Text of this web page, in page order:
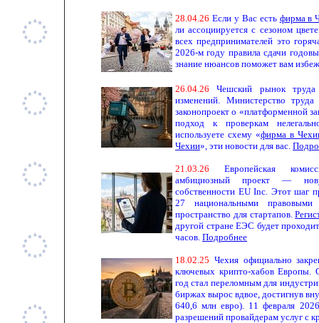
28. 04. 26 Если у Вас есть фирма в
ли ассоциируется с сезоном
всех предпринимателей это
2026-м году правила сдачи
знание нюансов поможет вам
26 04. 26Чешский рынок
изменений. Министерство
законопроект о «платформенной
подход к проверкам
используете схему «фирма в
Чехии», эти новости для вас.
21 03 26
Европейская
амбициозный проект —
собственности EU Inc. Этот шаг
27 национальными
пространство для стартапов.
другой стране ЕЭС будет
часов. Подробнее
1 8. 02 25 Чехия официально
ключевых крипто-хабов Европы.
год стал переломным для
биржах вырос вдвое, достигнув
640,6 млн евро). 11 февраля
разрешений провайдерам услуг с